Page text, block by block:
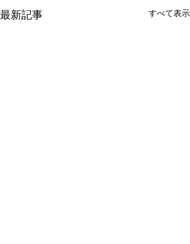
最新記事 すべて表示